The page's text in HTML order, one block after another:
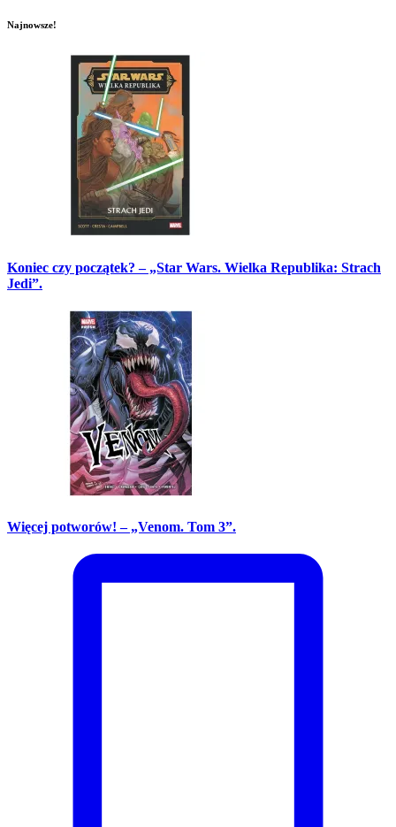
Najnowsze!
Koniec czy początek? – „Star Wars. Wielka Republika: Strach
Jedi”.
Więcej potworów! – „Venom. Tom 3”.